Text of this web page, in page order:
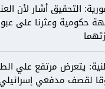
التحقيق أشار لأن
حكومية وعثرنا على
يتعرض مرتفع علي
لقصف مدفعي